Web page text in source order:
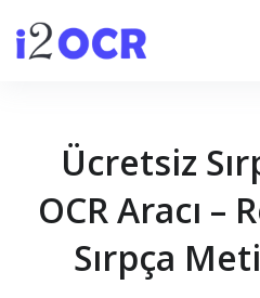
Ücretsiz
OCR Aracı –
Sırpça